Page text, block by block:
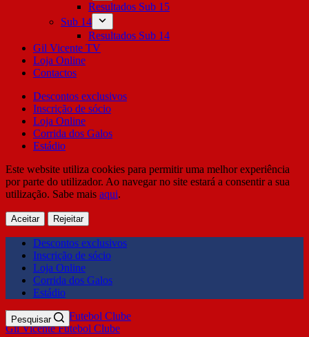
Resultados Sub 15
Sub 14
Resultados Sub 14
Gil Vicente TV
Loja Online
Contactos
Descontos exclusivos
Inscrição de sócio
Loja Online
Corrida dos Galos
Estádio
Este website utiliza cookies para permitir uma melhor experiência
por parte do utilizador. Ao navegar no site estará a consentir a sua
utilização. Sabe mais aqui.
Aceitar Rejeitar
Descontos exclusivos
Inscrição de sócio
Loja Online
Corrida dos Galos
Estádio
Gil Vicente Futebol Clube
Pesquisar